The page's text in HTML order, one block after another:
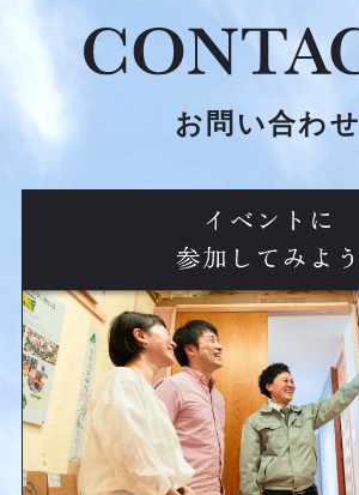
・ご挨拶 (6)
・現地調査 (1)
・上棟式 (39)
・社員の日常 (210)
・社員の休日 (416)
お問い合わせ